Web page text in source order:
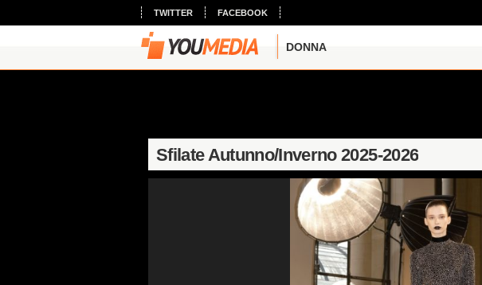
TWITTER FACEBOOK
DONNA
Sfilate Autunno/Inverno 2025-2026